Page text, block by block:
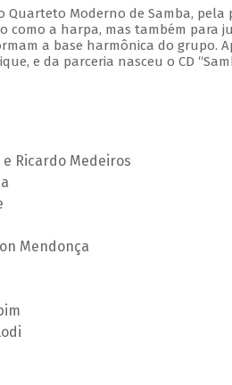
Moderno de Samba, pela
a harpa, mas também para
a base harmônica do grupo.
e da parceria nasceu o CD
e Ricardo Medeiros
Mendonça